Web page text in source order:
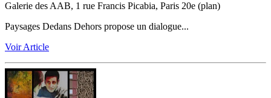
Galerie des AAB, 1 rue Francis Picabia, Paris 20e (plan)
Paysages Dedans Dehors propose un dialogue...
Voir Article